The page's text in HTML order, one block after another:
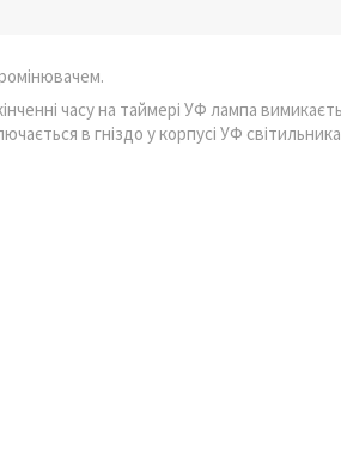
часу на таймері УФ лампа
в гніздо у корпусі УФ